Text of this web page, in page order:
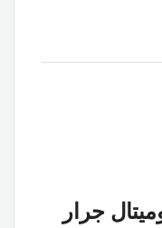
جرار